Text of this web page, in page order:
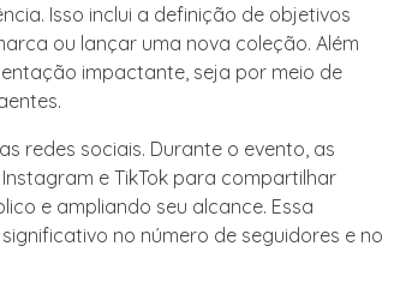
Isso inclui a definição de objetivos
ou lançar uma nova coleção. Além
impactante, seja por meio de
redes sociais. Durante o evento, as
e TikTok para compartilhar
e ampliando seu alcance. Essa
no número de seguidores e no